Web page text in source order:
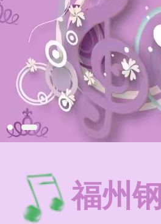
福州